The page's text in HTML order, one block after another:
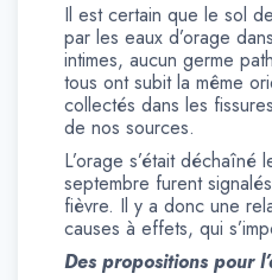
Il est certain que le sol
par les eaux d’orage
intimes, aucun germe
tous ont subit la même
collectés dans les
de nos sources.
L’orage s’était déchaîné
septembre furent
fièvre. Il y a donc une
causes à effets, qui
Des propositions pour